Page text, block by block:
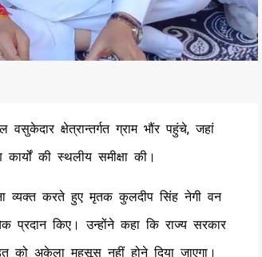
क्षेत्रान्तर्गत ग्राम भौंर पहुंचे, जहां
की स्थलीय समीक्षा की।
व्यक्त करते हुए मृतक कुलदीप सिंह नेगी वन
किए। उन्होंने कहा कि राज्य सरकार
को अकेला महसूस नहीं होने दिया जाएगा।